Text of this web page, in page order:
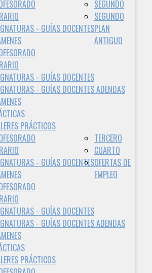
- GUÍAS DOCENTES
SEGUNDO
- GUÍAS DOCENTES
- GUÍAS DOCENTES ADENDAS
PRÁCTICOS
SEGUNDO
PLAN
ANTIGUO
- GUÍAS DOCENTES
TERCERO
- GUÍAS DOCENTES
- GUÍAS DOCENTES ADENDAS
PRÁCTICOS
CUARTO
OFERTAS DE
EMPLEO